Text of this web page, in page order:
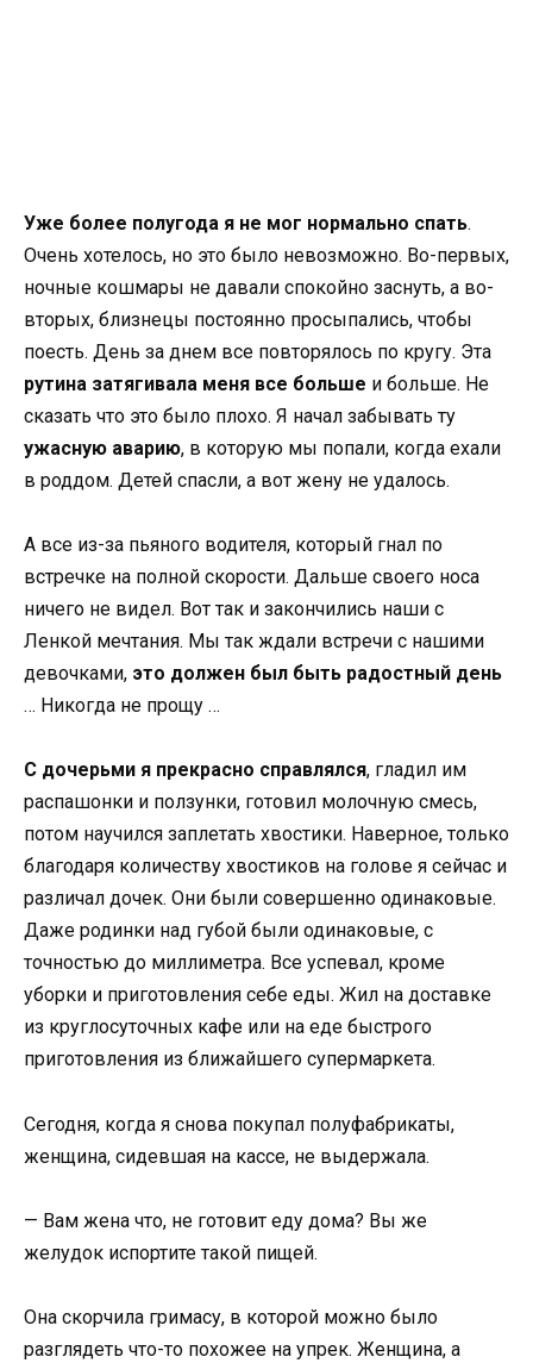
Уже более полугода я не мог нормально спать.
Очень хотелось, но это было невозможно. Во-первых,
ночные кошмары не давали спокойно заснуть, а во-
вторых, близнецы постоянно просыпались, чтобы
поесть. День за днем ​​все повторялось по кругу. Эта
рутина затягивала меня все больше и больше. Не
сказать что это было плохо. Я начал забывать ту
ужасную аварию, в которую мы попали, когда ехали
в роддом. Детей спасли, а вот жену не удалось.
А все из-за пьяного водителя, который гнал по
встречке на полной скорости. Дальше своего носа
ничего не видел. Вот так и закончились наши с
Ленкой мечтания. Мы так ждали встречи с нашими
девочками, это должен был быть радостный день
… Никогда не прощу …
С дочерьми я прекрасно справлялся, гладил им
распашонки и ползунки, готовил молочную смесь,
потом научился заплетать хвостики. Наверное, только
благодаря количеству хвостиков на голове я сейчас и
различал дочек. Они были совершенно одинаковые.
Даже родинки над губой были одинаковые, с
точностью до миллиметра. Все успевал, кроме
уборки и приготовления себе еды. Жил на доставке
из круглосуточных кафе или на еде быстрого
приготовления из ближайшего супермаркета.
Сегодня, когда я снова покупал полуфабрикаты,
женщина, сидевшая на кассе, не выдержала.
— Вам жена что, не готовит еду дома? Вы же
желудок испортите такой пищей.
Она скорчила гримасу, в которой можно было
разглядеть что-то похожее на упрек. Женщина, а